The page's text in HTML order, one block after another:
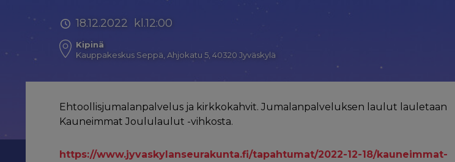
18.12.2022 kl.12:00
Kipinä
Kauppakeskus Seppä, Ahjokatu 5, 40320 Jyväskylä
Ehtoollisjumalanpalvelus ja kirkkokahvit. Jumalanpalveluksen laulut lauletaan
Kauneimmat Joululaulut -vihkosta.
https://www.jyvaskylanseurakunta.fi/tapahtumat/2022-12-18/kauneimmat-